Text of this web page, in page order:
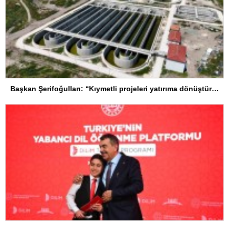
Başkan Şerifoğulları: “Kıymetli projeleri yatırıma dönüştürdük”